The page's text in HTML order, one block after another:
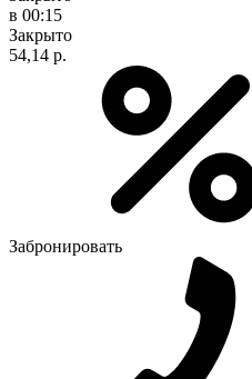
в 00:15
Закрыто
54,14 р.
Забронировать